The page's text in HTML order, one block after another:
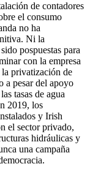
de contadores
el consumo
no ha
Ni la
pospuestas para
con la empresa
privatización de
a pesar del apoyo
tasas de agua
2019, los
y Irish
el sector privado,
hidráulicas y
una campaña